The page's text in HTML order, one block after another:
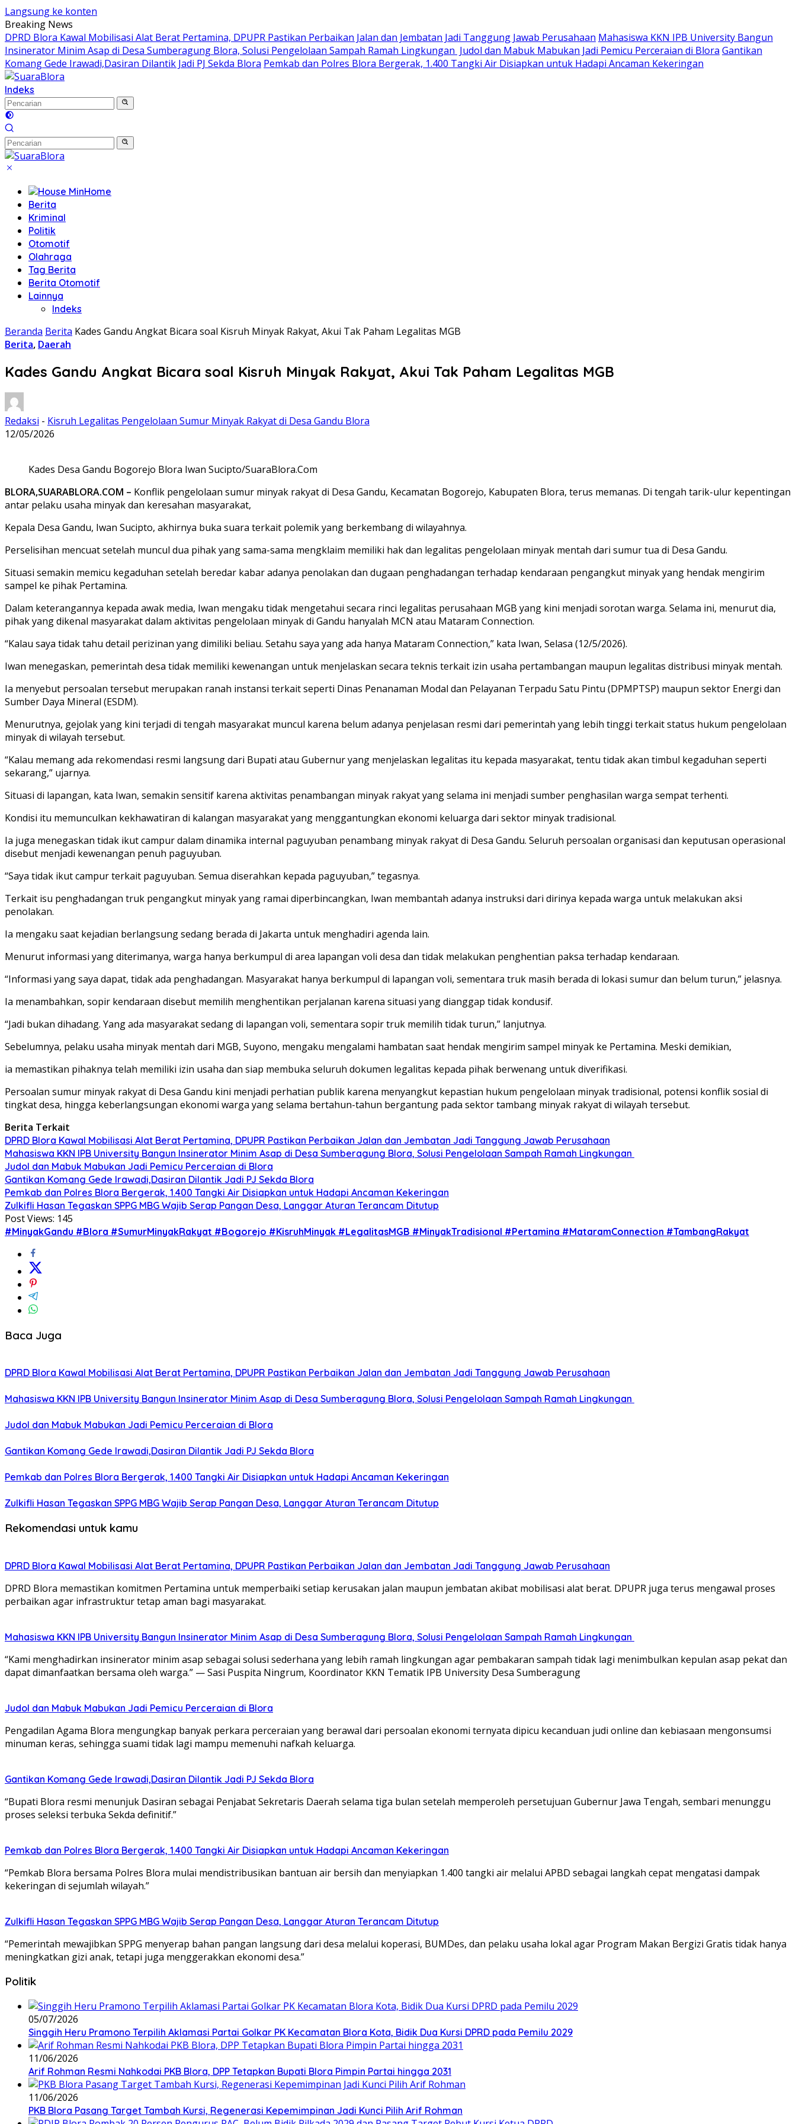
Langsung ke konten
Breaking News
DPRD Blora Kawal Mobilisasi Alat Berat Pertamina, DPUPR Pastikan Perbaikan Jalan dan Jembatan Jadi Tanggung Jawab Perusahaan Mahasiswa KKN IPB University Bangun
Insinerator Minim Asap di Desa Sumberagung Blora, Solusi Pengelolaan Sampah Ramah Lingkungan ‎ Judol dan Mabuk Mabukan Jadi Pemicu Perceraian di Blora Gantikan
Komang Gede Irawadi,Dasiran Dilantik Jadi PJ Sekda Blora Pemkab dan Polres Blora Bergerak, 1.400 Tangki Air Disiapkan untuk Hadapi Ancaman Kekeringan
Indeks
Home
Berita
Kriminal
Politik
Otomotif
Olahraga
Tag Berita
Berita Otomotif
Lainnya
Indeks
Beranda Berita Kades Gandu Angkat Bicara soal Kisruh Minyak Rakyat, Akui Tak Paham Legalitas MGB
Berita, Daerah
Kades Gandu Angkat Bicara soal Kisruh Minyak Rakyat, Akui Tak Paham Legalitas MGB
Redaksi - Kisruh Legalitas Pengelolaan Sumur Minyak Rakyat di Desa Gandu Blora
12/05/2026
Kades Desa Gandu Bogorejo Blora Iwan Sucipto/SuaraBlora.Com
BLORA,SUARABLORA.COM – Konflik pengelolaan sumur minyak rakyat di Desa Gandu, Kecamatan Bogorejo, Kabupaten Blora, terus memanas. Di tengah tarik-ulur kepentingan
antar pelaku usaha minyak dan keresahan masyarakat,
Kepala Desa Gandu, Iwan Sucipto, akhirnya buka suara terkait polemik yang berkembang di wilayahnya.
Perselisihan mencuat setelah muncul dua pihak yang sama-sama mengklaim memiliki hak dan legalitas pengelolaan minyak mentah dari sumur tua di Desa Gandu.
Situasi semakin memicu kegaduhan setelah beredar kabar adanya penolakan dan dugaan penghadangan terhadap kendaraan pengangkut minyak yang hendak mengirim
sampel ke pihak Pertamina.
Dalam keterangannya kepada awak media, Iwan mengaku tidak mengetahui secara rinci legalitas perusahaan MGB yang kini menjadi sorotan warga. Selama ini, menurut dia,
pihak yang dikenal masyarakat dalam aktivitas pengelolaan minyak di Gandu hanyalah MCN atau Mataram Connection.
“Kalau saya tidak tahu detail perizinan yang dimiliki beliau. Setahu saya yang ada hanya Mataram Connection,” kata Iwan, Selasa (12/5/2026).
Iwan menegaskan, pemerintah desa tidak memiliki kewenangan untuk menjelaskan secara teknis terkait izin usaha pertambangan maupun legalitas distribusi minyak mentah.
Ia menyebut persoalan tersebut merupakan ranah instansi terkait seperti Dinas Penanaman Modal dan Pelayanan Terpadu Satu Pintu (DPMPTSP) maupun sektor Energi dan
Sumber Daya Mineral (ESDM).
Menurutnya, gejolak yang kini terjadi di tengah masyarakat muncul karena belum adanya penjelasan resmi dari pemerintah yang lebih tinggi terkait status hukum pengelolaan
minyak di wilayah tersebut.
“Kalau memang ada rekomendasi resmi langsung dari Bupati atau Gubernur yang menjelaskan legalitas itu kepada masyarakat, tentu tidak akan timbul kegaduhan seperti
sekarang,” ujarnya.
Situasi di lapangan, kata Iwan, semakin sensitif karena aktivitas penambangan minyak rakyat yang selama ini menjadi sumber penghasilan warga sempat terhenti.
Kondisi itu memunculkan kekhawatiran di kalangan masyarakat yang menggantungkan ekonomi keluarga dari sektor minyak tradisional.
Ia juga menegaskan tidak ikut campur dalam dinamika internal paguyuban penambang minyak rakyat di Desa Gandu. Seluruh persoalan organisasi dan keputusan operasional
disebut menjadi kewenangan penuh paguyuban.
“Saya tidak ikut campur terkait paguyuban. Semua diserahkan kepada paguyuban,” tegasnya.
Terkait isu penghadangan truk pengangkut minyak yang ramai diperbincangkan, Iwan membantah adanya instruksi dari dirinya kepada warga untuk melakukan aksi
penolakan.
Ia mengaku saat kejadian berlangsung sedang berada di Jakarta untuk menghadiri agenda lain.
Menurut informasi yang diterimanya, warga hanya berkumpul di area lapangan voli desa dan tidak melakukan penghentian paksa terhadap kendaraan.
“Informasi yang saya dapat, tidak ada penghadangan. Masyarakat hanya berkumpul di lapangan voli, sementara truk masih berada di lokasi sumur dan belum turun,” jelasnya.
Ia menambahkan, sopir kendaraan disebut memilih menghentikan perjalanan karena situasi yang dianggap tidak kondusif.
“Jadi bukan dihadang. Yang ada masyarakat sedang di lapangan voli, sementara sopir truk memilih tidak turun,” lanjutnya.
Sebelumnya, pelaku usaha minyak mentah dari MGB, Suyono, mengaku mengalami hambatan saat hendak mengirim sampel minyak ke Pertamina. Meski demikian,
ia memastikan pihaknya telah memiliki izin usaha dan siap membuka seluruh dokumen legalitas kepada pihak berwenang untuk diverifikasi.
Persoalan sumur minyak rakyat di Desa Gandu kini menjadi perhatian publik karena menyangkut kepastian hukum pengelolaan minyak tradisional, potensi konflik sosial di
tingkat desa, hingga keberlangsungan ekonomi warga yang selama bertahun-tahun bergantung pada sektor tambang minyak rakyat di wilayah tersebut.
Berita Terkait
DPRD Blora Kawal Mobilisasi Alat Berat Pertamina, DPUPR Pastikan Perbaikan Jalan dan Jembatan Jadi Tanggung Jawab Perusahaan
Mahasiswa KKN IPB University Bangun Insinerator Minim Asap di Desa Sumberagung Blora, Solusi Pengelolaan Sampah Ramah Lingkungan ‎
Judol dan Mabuk Mabukan Jadi Pemicu Perceraian di Blora
Gantikan Komang Gede Irawadi,Dasiran Dilantik Jadi PJ Sekda Blora
Pemkab dan Polres Blora Bergerak, 1.400 Tangki Air Disiapkan untuk Hadapi Ancaman Kekeringan
Zulkifli Hasan Tegaskan SPPG MBG Wajib Serap Pangan Desa, Langgar Aturan Terancam Ditutup
Post Views: 145
#MinyakGandu #Blora #SumurMinyakRakyat #Bogorejo #KisruhMinyak #LegalitasMGB #MinyakTradisional #Pertamina #MataramConnection #TambangRakyat
Baca Juga
DPRD Blora Kawal Mobilisasi Alat Berat Pertamina, DPUPR Pastikan Perbaikan Jalan dan Jembatan Jadi Tanggung Jawab Perusahaan
Mahasiswa KKN IPB University Bangun Insinerator Minim Asap di Desa Sumberagung Blora, Solusi Pengelolaan Sampah Ramah Lingkungan ‎
Judol dan Mabuk Mabukan Jadi Pemicu Perceraian di Blora
Gantikan Komang Gede Irawadi,Dasiran Dilantik Jadi PJ Sekda Blora
Pemkab dan Polres Blora Bergerak, 1.400 Tangki Air Disiapkan untuk Hadapi Ancaman Kekeringan
Zulkifli Hasan Tegaskan SPPG MBG Wajib Serap Pangan Desa, Langgar Aturan Terancam Ditutup
Rekomendasi untuk kamu
DPRD Blora Kawal Mobilisasi Alat Berat Pertamina, DPUPR Pastikan Perbaikan Jalan dan Jembatan Jadi Tanggung Jawab Perusahaan
DPRD Blora memastikan komitmen Pertamina untuk memperbaiki setiap kerusakan jalan maupun jembatan akibat mobilisasi alat berat. DPUPR juga terus mengawal proses
perbaikan agar infrastruktur tetap aman bagi masyarakat.
Mahasiswa KKN IPB University Bangun Insinerator Minim Asap di Desa Sumberagung Blora, Solusi Pengelolaan Sampah Ramah Lingkungan ‎
“Kami menghadirkan insinerator minim asap sebagai solusi sederhana yang lebih ramah lingkungan agar pembakaran sampah tidak lagi menimbulkan kepulan asap pekat dan
dapat dimanfaatkan bersama oleh warga.” — Sasi Puspita Ningrum, Koordinator KKN Tematik IPB University Desa Sumberagung
Judol dan Mabuk Mabukan Jadi Pemicu Perceraian di Blora
Pengadilan Agama Blora mengungkap banyak perkara perceraian yang berawal dari persoalan ekonomi ternyata dipicu kecanduan judi online dan kebiasaan mengonsumsi
minuman keras, sehingga suami tidak lagi mampu memenuhi nafkah keluarga.
Gantikan Komang Gede Irawadi,Dasiran Dilantik Jadi PJ Sekda Blora
“Bupati Blora resmi menunjuk Dasiran sebagai Penjabat Sekretaris Daerah selama tiga bulan setelah memperoleh persetujuan Gubernur Jawa Tengah, sembari menunggu
proses seleksi terbuka Sekda definitif.”
Pemkab dan Polres Blora Bergerak, 1.400 Tangki Air Disiapkan untuk Hadapi Ancaman Kekeringan
“Pemkab Blora bersama Polres Blora mulai mendistribusikan bantuan air bersih dan menyiapkan 1.400 tangki air melalui APBD sebagai langkah cepat mengatasi dampak
kekeringan di sejumlah wilayah.”
Zulkifli Hasan Tegaskan SPPG MBG Wajib Serap Pangan Desa, Langgar Aturan Terancam Ditutup
“Pemerintah mewajibkan SPPG menyerap bahan pangan langsung dari desa melalui koperasi, BUMDes, dan pelaku usaha lokal agar Program Makan Bergizi Gratis tidak hanya
meningkatkan gizi anak, tetapi juga menggerakkan ekonomi desa.”
Politik
05/07/2026
Singgih Heru Pramono Terpilih Aklamasi Partai Golkar PK Kecamatan Blora Kota, Bidik Dua Kursi DPRD pada Pemilu 2029
11/06/2026
Arif Rohman Resmi Nahkodai PKB Blora, DPP Tetapkan Bupati Blora Pimpin Partai hingga 2031
11/06/2026
PKB Blora Pasang Target Tambah Kursi, Regenerasi Kepemimpinan Jadi Kunci Pilih Arif Rohman